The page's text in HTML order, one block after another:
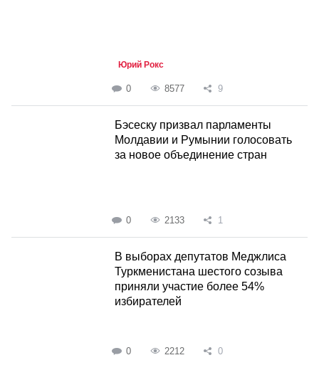
Юрий Рокс
0 8577 9
Бэсеску призвал парламенты
Молдавии и Румынии голосовать
за новое объединение стран
0 2133 1
В выборах депутатов Меджлиса
Туркменистана шестого созыва
приняли участие более 54%
избирателей
0 2212 0